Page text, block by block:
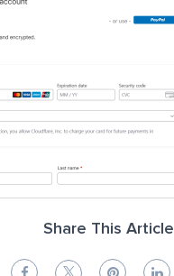
Share This Article